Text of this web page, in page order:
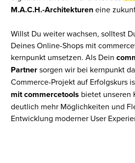
M.A.C.H.-Architektureneine
Willst Du weiter wachsen, solltest
Deines Online-Shops mit
kernpunkt umsetzen. Als Dein
Partnersorgen wir bei kernpunkt
Commerce-Projekt auf Erfolgskurs
mit commercetools bietet unseren
deutlich mehr Möglichkeiten und
Entwicklung moderner User